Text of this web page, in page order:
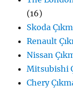
(16)
Skoda
Renault
Nissan
Mitsubishi
Chery